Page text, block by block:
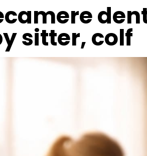
sitter, colf